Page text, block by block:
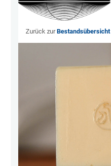
Zurück zurBestandsübersicht